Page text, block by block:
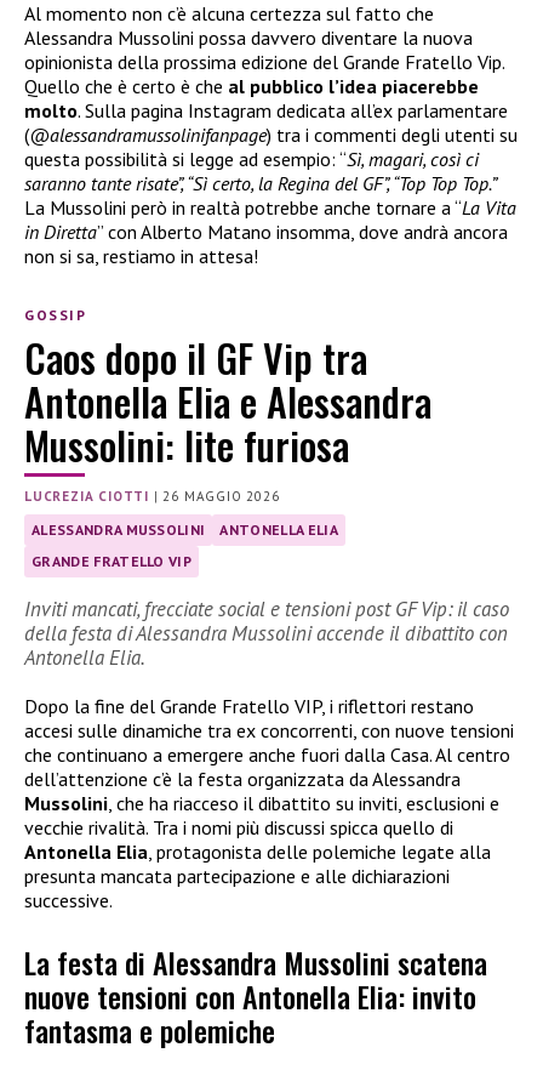
Al momento non c’è alcuna certezza sul fatto che
Alessandra Mussolini possa davvero diventare la nuova
opinionista della prossima edizione del Grande Fratello Vip.
Quello che è certo è che al pubblico l’idea piacerebbe
molto. Sulla pagina Instagram dedicata all’ex parlamentare
(@alessandramussolinifanpage) tra i commenti degli utenti su
questa possibilità si legge ad esempio: “Sì, magari, così ci
saranno tante risate”, “Sì certo, la Regina del GF”, “Top Top Top.”
La Mussolini però in realtà potrebbe anche tornare a “La Vita
in Diretta” con Alberto Matano insomma, dove andrà ancora
non si sa, restiamo in attesa!
GOSSIP
Caos dopo il GF Vip tra
Antonella Elia e Alessandra
Mussolini: lite furiosa
LUCREZIA CIOTTI | 26 MAGGIO 2026
ALESSANDRA MUSSOLINI
ANTONELLA ELIA
GRANDE FRATELLO VIP
Inviti mancati, frecciate social e tensioni post GF Vip: il caso
della festa di Alessandra Mussolini accende il dibattito con
Antonella Elia.
Dopo la fine del Grande Fratello VIP, i riflettori restano
accesi sulle dinamiche tra ex concorrenti, con nuove tensioni
che continuano a emergere anche fuori dalla Casa. Al centro
dell’attenzione c’è la festa organizzata da Alessandra
Mussolini, che ha riacceso il dibattito su inviti, esclusioni e
vecchie rivalità. Tra i nomi più discussi spicca quello di
Antonella Elia, protagonista delle polemiche legate alla
presunta mancata partecipazione e alle dichiarazioni
successive.
La festa di Alessandra Mussolini scatena
nuove tensioni con Antonella Elia: invito
fantasma e polemiche